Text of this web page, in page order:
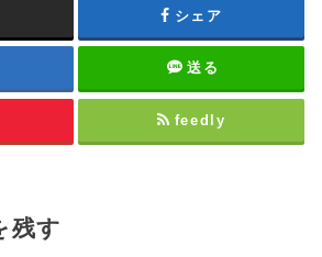
シェア
送る
feedly
残す